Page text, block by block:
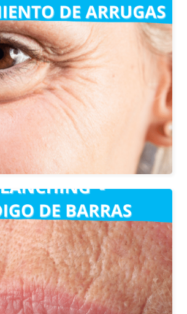
es relajar los músculos de
temporal para suavizar las
expresión y arrugas faciales,
frente, entrecejo, y
de los ojos (patas de gallo).
varía según el paciente, en
efecto puede durar entre 4-6
meses.
para la zona de alrededor de
El objetivo es suavizar las
restaurar el volumen perdido.